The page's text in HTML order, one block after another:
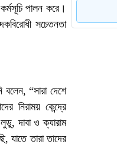
পালন করে।
সচেতনতা
বলেন, “সারা দেশে
নিরাময় কেন্দ্রে
দাবা ও ক্যারাম
যাতে তারা তাদের